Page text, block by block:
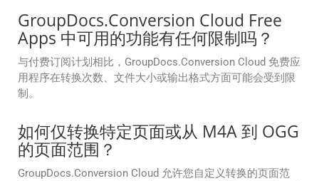
GroupDocs.Conversion Cloud Free
Apps 中可用的功能有任何限制吗？
与付费订阅计划相比，GroupDocs.Conversion Cloud 免费应
用程序在转换次数、文件大小或输出格式方面可能会受到限
制。
如何仅转换特定页面或从 M4A 到 OGG
的页面范围？
GroupDocs.Conversion Cloud 允许您自定义转换的页面范